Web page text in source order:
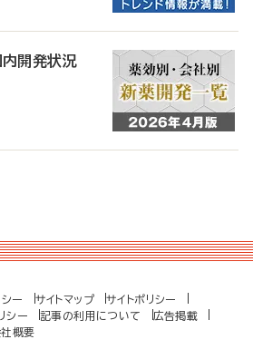
内開発状況
ー サイトマップ
サイトポリシー
シー 記事の利用について
広告掲載
社概要